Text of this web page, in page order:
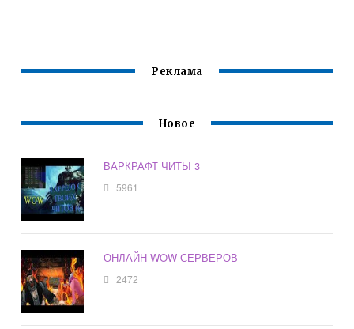
Реклама
Новое
ВАРКРАФТ ЧИТЫ 3
5961
ОНЛАЙН WOW СЕРВЕРОВ
2472